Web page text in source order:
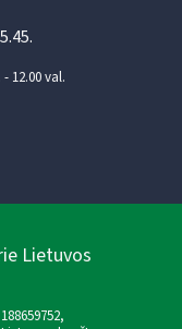
12.00 val.
Lietuvos